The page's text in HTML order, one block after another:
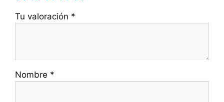
Tu valoración *
Nombre *